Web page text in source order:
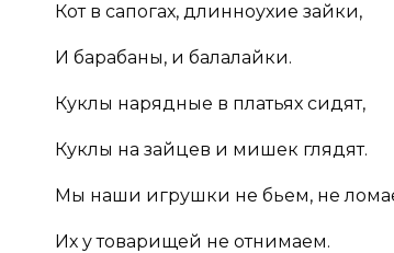
Кот в сапогах, длинноухие зайки,
И барабаны, и балалайки.
Куклы нарядные в платьях сидят,
Куклы на зайцев и мишек глядят.
Мы наши игрушки не бьем, не
Их у товарищей не отнимаем.